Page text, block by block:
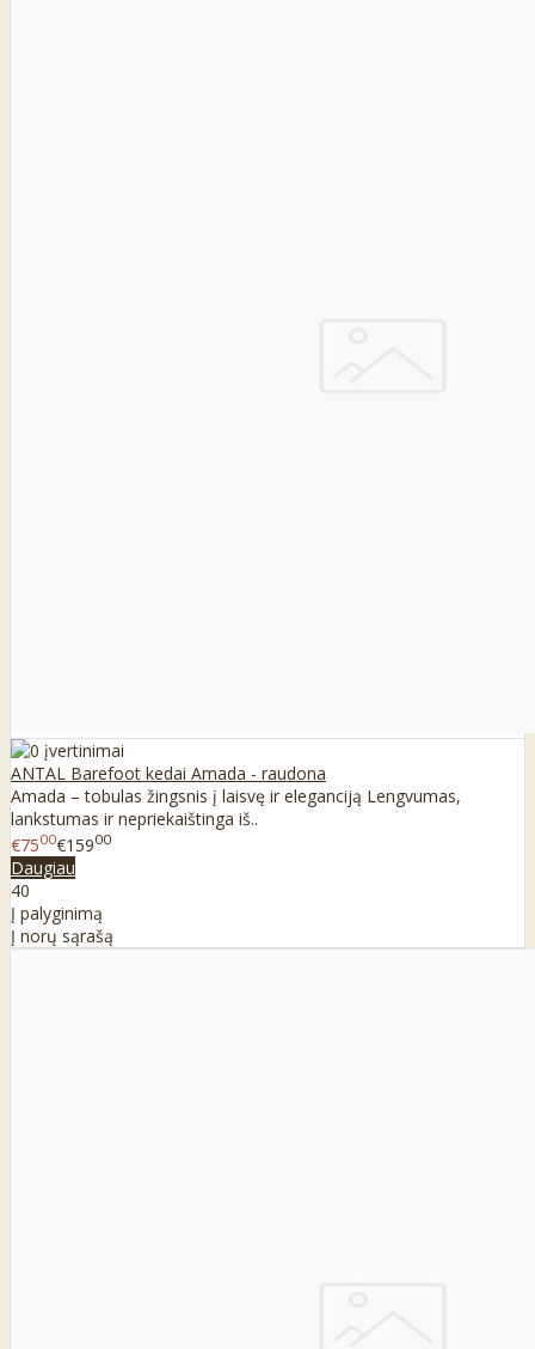
ANTAL Barefoot kedai Amada - raudona
Amada – tobulas žingsnis į laisvę ir eleganciją Lengvumas,
lankstumas ir nepriekaištinga iš..
€7500€15900
Daugiau
40
Į palyginimą
Į norų sąrašą